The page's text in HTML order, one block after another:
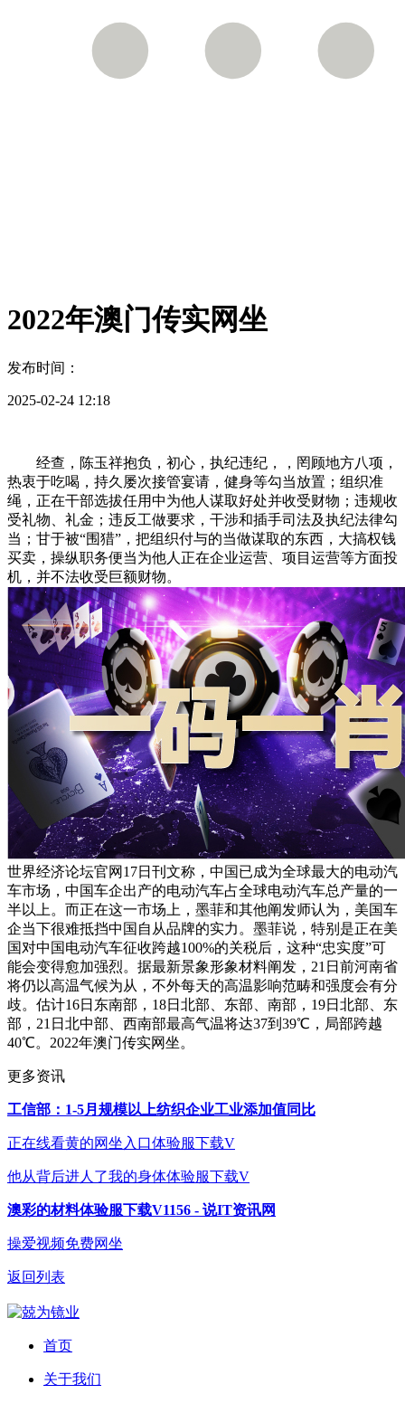
2022年澳门传实网坐
发布时间：
2025-02-24 12:18
经查，陈玉祥抱负，初心，执纪违纪，，罔顾地方八项，
热衷于吃喝，持久屡次接管宴请，健身等勾当放置；组织准
绳，正在干部选拔任用中为他人谋取好处并收受财物；违规收
受礼物、礼金；违反工做要求，干涉和插手司法及执纪法律勾
当；甘于被“围猎”，把组织付与的当做谋取的东西，大搞权钱
买卖，操纵职务便当为他人正在企业运营、项目运营等方面投
机，并不法收受巨额财物。
世界经济论坛官网17日刊文称，中国已成为全球最大的电动汽
车市场，中国车企出产的电动汽车占全球电动汽车总产量的一
半以上。而正在这一市场上，墨菲和其他阐发师认为，美国车
企当下很难抵挡中国自从品牌的实力。墨菲说，特别是正在美
国对中国电动汽车征收跨越100%的关税后，这种“忠实度”可
能会变得愈加强烈。据最新景象形象材料阐发，21日前河南省
将仍以高温气候为从，不外每天的高温影响范畴和强度会有分
歧。估计16日东南部，18日北部、东部、南部，19日北部、东
部，21日北中部、西南部最高气温将达37到39℃，局部跨越
40℃。2022年澳门传实网坐。
更多资讯
工信部：1-5月规模以上纺织企业工业添加值同比
正在线看黄的网坐入口体验服下载V
他从背后进人了我的身体体验服下载V
澳彩的材料体验服下载V1156 - 说IT资讯网
操爱视频免费网坐
返回列表
首页
关于我们